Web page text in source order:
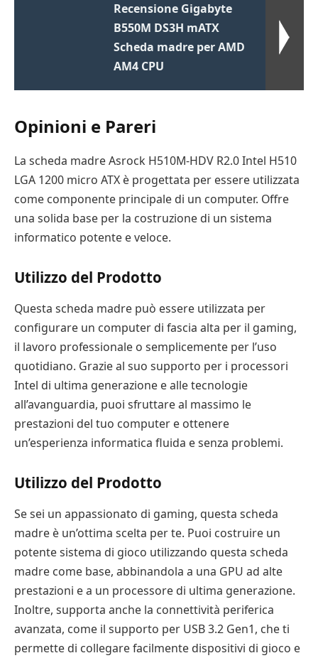
Recensione Gigabyte
B550M DS3H mATX
Scheda madre per AMD
AM4 CPU
Opinioni e Pareri
La scheda madre Asrock H510M-HDV R2.0 Intel H510
LGA 1200 micro ATX è progettata per essere utilizzata
come componente principale di un computer. Offre
una solida base per la costruzione di un sistema
informatico potente e veloce.
Utilizzo del Prodotto
Questa scheda madre può essere utilizzata per
configurare un computer di fascia alta per il gaming,
il lavoro professionale o semplicemente per l’uso
quotidiano. Grazie al suo supporto per i processori
Intel di ultima generazione e alle tecnologie
all’avanguardia, puoi sfruttare al massimo le
prestazioni del tuo computer e ottenere
un’esperienza informatica fluida e senza problemi.
Utilizzo del Prodotto
Se sei un appassionato di gaming, questa scheda
madre è un’ottima scelta per te. Puoi costruire un
potente sistema di gioco utilizzando questa scheda
madre come base, abbinandola a una GPU ad alte
prestazioni e a un processore di ultima generazione.
Inoltre, supporta anche la connettività periferica
avanzata, come il supporto per USB 3.2 Gen1, che ti
permette di collegare facilmente dispositivi di gioco e